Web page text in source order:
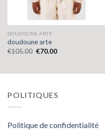
DOUDOUNE ARTE
doudoune arte
€105.00 €70.00
POLITIQUES
Politique de confidentialité